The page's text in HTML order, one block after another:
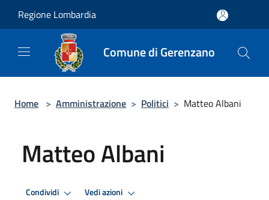
Regione Lombardia
Comune di Gerenzano
Home > Amministrazione > Politici > Matteo Albani
Matteo Albani
Condividi Vedi azioni